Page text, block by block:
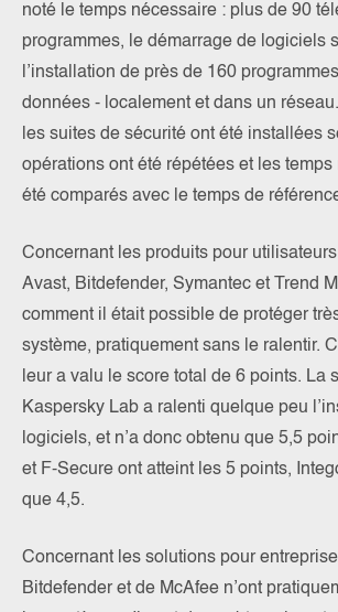
noté le temps nécessaire : plus de 90
programmes, le démarrage de logiciels
l’installation de près de 160
données - localement et dans un
les suites de sécurité ont été installées
opérations ont été répétées et les
été comparés avec le temps de
Concernant les produits pour
Avast, Bitdefender, Symantec et Trend
comment il était possible de protéger
système, pratiquement sans le ralentir.
leur a valu le score total de 6 points. La
Kaspersky Lab a ralenti quelque peu
logiciels, et n’a donc obtenu que 5,5
et F-Secure ont atteint les 5 points,
que 4,5.
Concernant les solutions pour
Bitdefender et de McAfee n’ont